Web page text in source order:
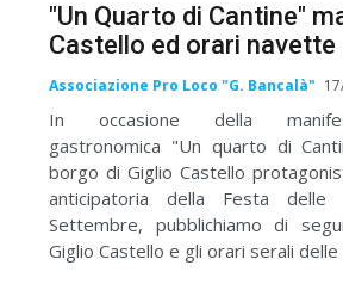
"Un Quarto di Cantine"
Castello ed orari navette
Associazione Pro Loco "G. Bancalà"
In occasione della
gastronomica "Un quarto di
borgo di Giglio Castello
anticipatoria della Festa
Settembre, pubblichiamo di
Giglio Castello e gli orari serali delle